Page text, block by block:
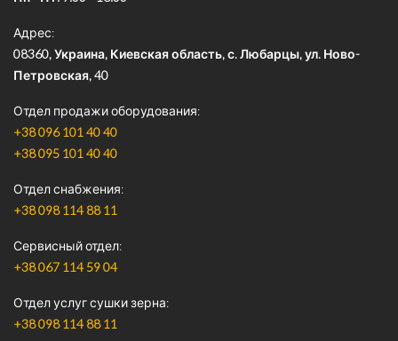
Адрес
08360, Украина, Киевская область, с. Любарцы, ул. Ново-
Петровская, 40
Отдел продажи оборудования
+38 096 101 40 40
+38 095 101 40 40
Отдел снабжения
+38 098 114 88 11
Сервисный отдел
+38 067 114 59 04
Отдел услуг сушки зерна
+38 098 114 88 11